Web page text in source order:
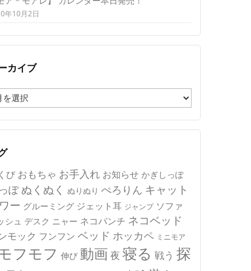
年10月2日
カイブ
び おもちゃ お手入れ お知らせ かぎしっぽ
ぽ ぬくぬく ぬりぬり ぺろりん キャット
ー グルーミング ジェット耳 ジャンプ ソファ
シュ デスク ニャー ネコパンチ ネコベッド
モック フンフン ベッド ホッカペ ミニモア
フモフ 伸び 動画 夜 寝る 戦う 探